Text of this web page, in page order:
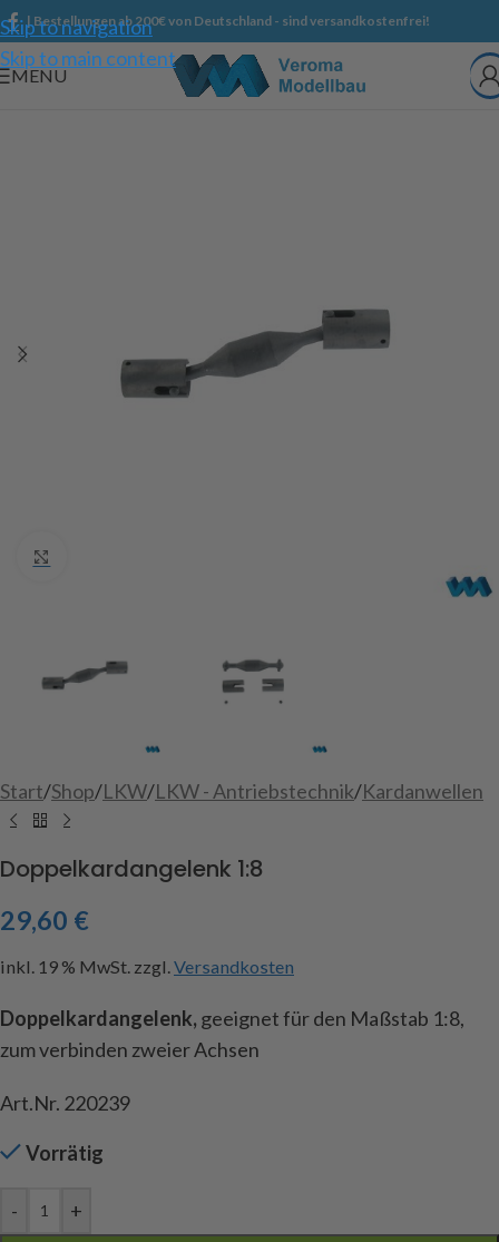
Skip to navigation
Skip to main content
| Bestellungen ab 200€ von Deutschland - sind versandkostenfrei!
MENU
Start/Shop/LKW/LKW - Antriebstechnik/Kardanwellen
Doppelkardangelenk 1:8
29,60 €
inkl. 19 % MwSt. zzgl.Versandkosten
Doppelkardangelenk, geeignet für den Maßstab 1:8,
zum verbinden zweier Achsen
Art.Nr. 220239
Vorrätig
- +